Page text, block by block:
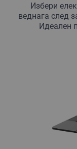
Избери
веднага след
Идеален